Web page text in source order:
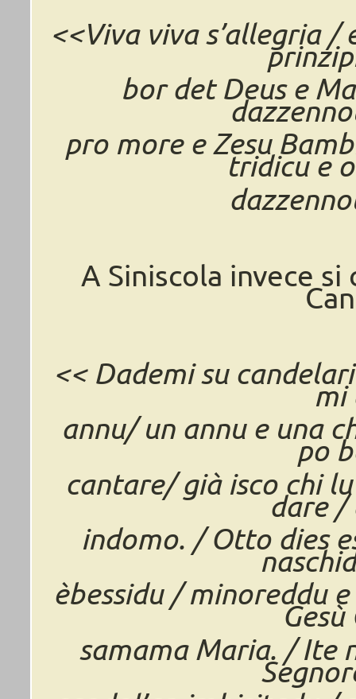
<<Viva viva s’allegria
bor det Deus e
pro more e Zesu
tridicu e
A Siniscola invece
<< Dademi su
mi
annu/ un annu e una
po
cantare/ già isco chi
dare /
indomo. / Otto dies
èbessidu / minoreddu
samama Maria. / Ite